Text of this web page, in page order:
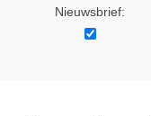
Nieuwsbrief: